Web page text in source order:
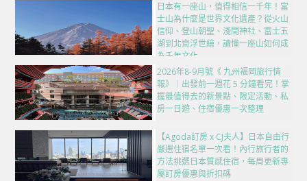
日本有一座山，值得相信一千年！富
士山為什麼是世界文化遺產？從火山
信仰、登山朝聖、淺間神社、富士五
湖到北齋浮世繪，讀懂一座山如何成
為千年文化
2026年8-9月號《 九州福岡旅行情
報》｜出發前一週花 5 分鐘看完！掌
握最值得去的新景點、限定活動、私
房一日遊、住宿優惠一次整理
【Agoda訂房 x CJ夫人】日本自由行
嚴選住宿名單一次看！內行旅行者的
方法挑選日本質感住宿，每周更新專
屬訂房優惠與折扣碼